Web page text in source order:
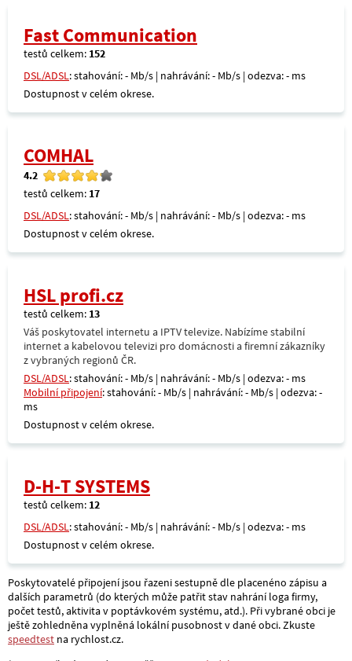
Fast Communication
testů celkem: 152
DSL/ADSL: stahování: - Mb/s | nahrávání: - Mb/s | odezva: - ms
Dostupnost v celém okrese.
COMHAL
4.2
testů celkem: 17
DSL/ADSL: stahování: - Mb/s | nahrávání: - Mb/s | odezva: - ms
Dostupnost v celém okrese.
HSL profi.cz
testů celkem: 13
Váš poskytovatel internetu a IPTV televize. Nabízíme stabilní
internet a kabelovou televizi pro domácnosti a firemní zákazníky
z vybraných regionů ČR.
DSL/ADSL: stahování: - Mb/s | nahrávání: - Mb/s | odezva: - ms
Mobilní připojení: stahování: - Mb/s | nahrávání: - Mb/s | odezva: -
ms
Dostupnost v celém okrese.
D-H-T SYSTEMS
testů celkem: 12
DSL/ADSL: stahování: - Mb/s | nahrávání: - Mb/s | odezva: - ms
Dostupnost v celém okrese.
Poskytovatelé připojení jsou řazeni sestupně dle placenéno zápisu a
dalších parametrů (do kterých může patřit stav nahrání loga firmy,
počet testů, aktivita v poptávkovém systému, atd.). Při vybrané obci je
ještě zohledněna vyplněná lokální pusobnost v dané obci. Zkuste
speedtest na rychlost.cz.